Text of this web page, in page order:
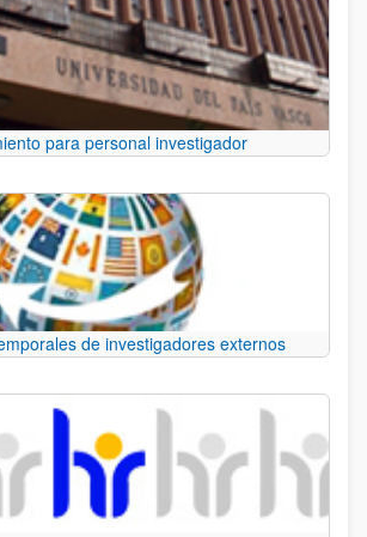
para personal investigador
de investigadores externos